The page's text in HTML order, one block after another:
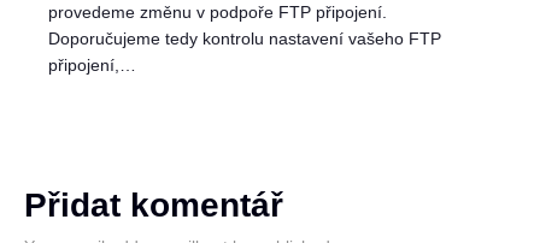
provedeme změnu v podpoře FTP připojení.
Doporučujeme tedy kontrolu nastavení vašeho FTP
připojení,…
Přidat komentář